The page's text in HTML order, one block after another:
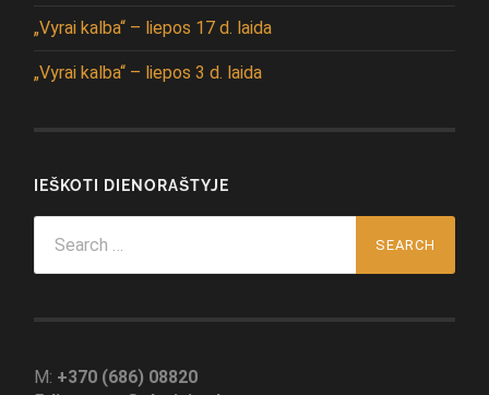
„Vyrai kalba“ – liepos 17 d. laida
„Vyrai kalba“ – liepos 3 d. laida
IEŠKOTI DIENORAŠTYJE
for:
M: +370 (686) 08820